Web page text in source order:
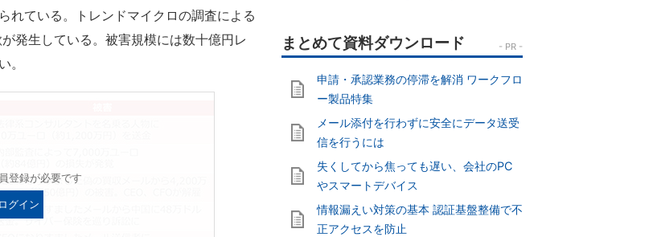
ている。トレンドマイクロの調査による
発生している。被害規模には数十億円レ
。
登録が必要です
グイン
申請・承認業務の停滞を解消 ワークフロ
ー製品特集
メール添付を行わずに安全にデータ送受
信を行うには
失くしてから焦っても遅い、会社のPC
やスマートデバイス
情報漏えい対策の基本 認証基盤整備で不
正アクセスを防止